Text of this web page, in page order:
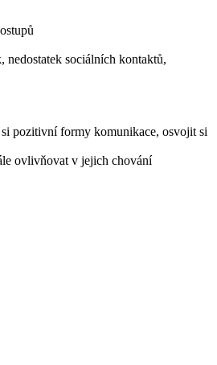
nedostatek sociálních kontaktů,
pozitivní formy komunikace, osvojit si
ovlivňovat v jejich chování